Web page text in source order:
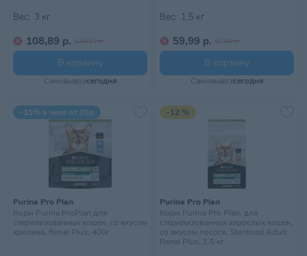
Вес: 3 кг
108,89 р. 128,11 р.
В корзину
Самовывозсегодня
Вес: 1,5 кг
59,99 р. 67,99 р.
В корзину
Самовывозсегодня
-15% в чеке от 25р
Purina Pro Plan
Корм Purina ProPlan для
стерилизованных кошек, со вкусом
кролика, Renal Plus, 400г
-12 %
Purina Pro Plan
Корм Purina Pro Plan, для
стерилизованных взрослых кошек,
со вкусом лосося, Sterilised Adult
Renal Plus, 1,5 кг